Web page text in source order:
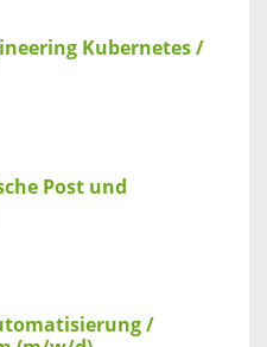
Kubernetes /
Post und
/